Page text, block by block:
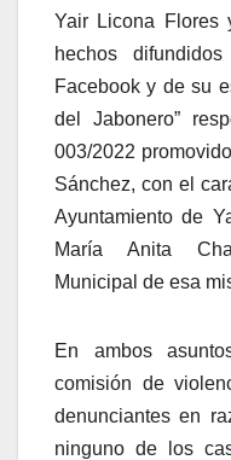
Yair Licona Flores
hechos
Facebook y de su
del Jabonero”
003/2022
Sánchez, con el
Ayuntamiento de
María Anita
Municipal de esa
En ambos
comisión de
denunciantes en
ninguno de los